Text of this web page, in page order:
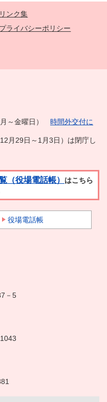
リンク集
プライバシーポリシー
月～金曜日） 時間外交付に
月29日～1月3日）は閉庁し
（役場電話帳） はこちら
役場電話帳
－5